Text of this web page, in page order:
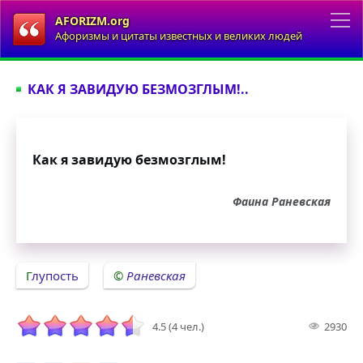
AFORIZM.org
Афоризмы и цитаты известных и великих людей
КАК Я ЗАВИДУЮ БЕЗМОЗГЛЫМ!..
Как я завидую безмозглым!
Фаина Раневская
Глупость Раневская
4.5 (4 чел.) 2930